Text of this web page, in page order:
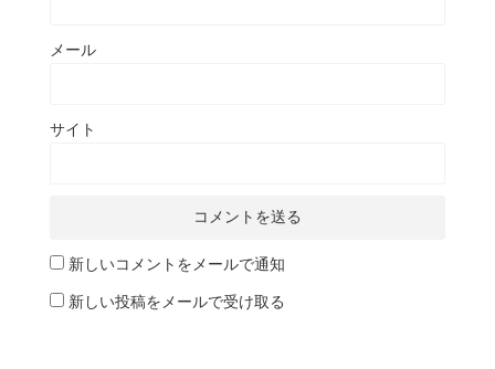
メール
サイト
新しいコメントをメールで通知
新しい投稿をメールで受け取る